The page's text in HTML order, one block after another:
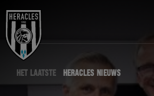
HET LAATSTE HERACLES NIEUWS